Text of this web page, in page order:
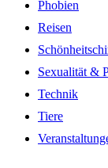
Phobien
Reisen
Sexualität &
Technik
Tiere